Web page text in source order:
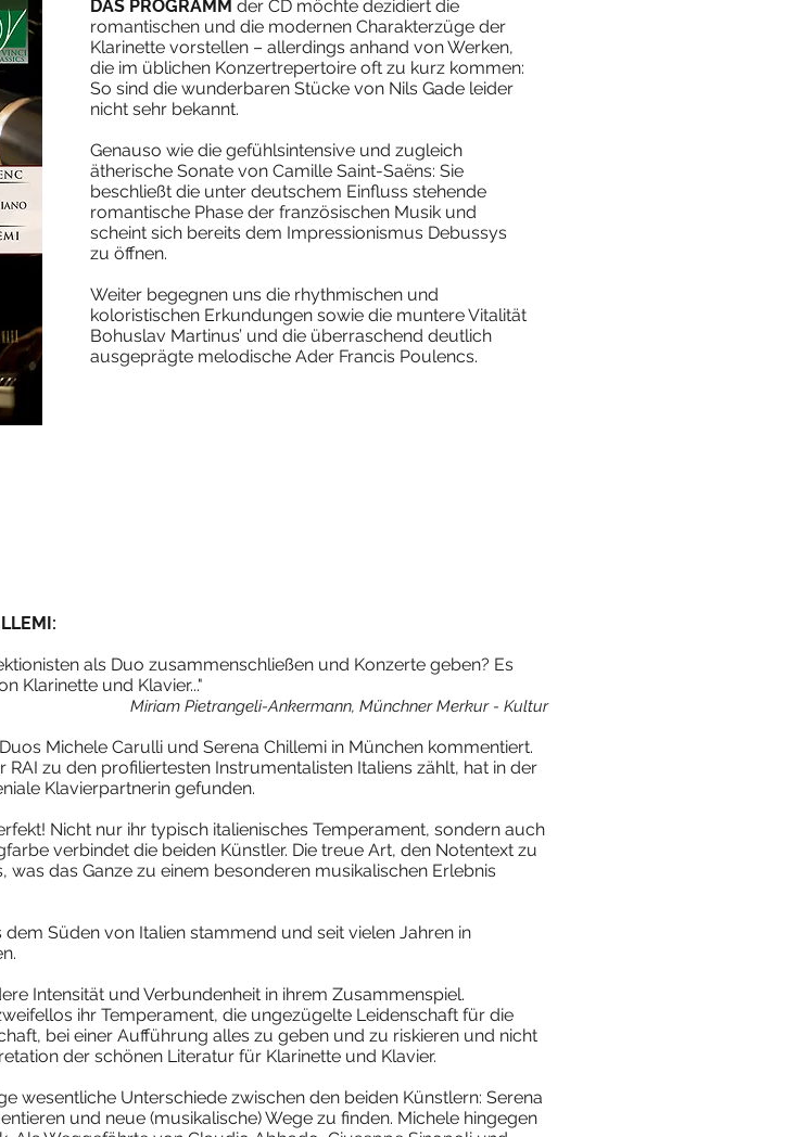
DAS PROGRAMM der CD möchte dezidiert die
romantischen und die modernen Charakterzüge der
Klarinette vorstellen – allerdings anhand von Werken,
die im üblichen Konzertrepertoire oft zu kurz kommen:
So sind die wunderbaren Stücke von Nils Gade leider
nicht sehr bekannt.
Genauso wie die gefühlsintensive und zugleich
ätherische Sonate von Camille Saint-Saëns: Sie
beschließt die unter deutschem Einfluss stehende
romantische Phase der französischen Musik und
scheint sich bereits dem Impressionismus Debussys
zu öffnen.
Weiter begegnen uns die rhythmischen und
koloristischen Erkundungen sowie die muntere Vitalität
Bohuslav Martinus’ und die überraschend deutlich
ausgeprägte melodische Ader Francis Poulencs.
als Duo zusammenschließen und Konzerte geben? Es
Klarinette und Klavier..."
Miriam Pietrangeli-Ankermann, Münchner Merkur - Kultur
Michele Carulli und Serena Chillemi in München kommentiert.
RAI zu den profiliertesten Instrumentalisten Italiens zählt, hat in der
Klavierpartnerin gefunden.
Nicht nur ihr typisch italienisches Temperament, sondern auch
verbindet die beiden Künstler. Die treue Art, den Notentext zu
das Ganze zu einem besonderen musikalischen Erlebnis
Süden von Italien stammend und seit vielen Jahren in
Intensität und Verbundenheit in ihrem Zusammenspiel.
ihr Temperament, die ungezügelte Leidenschaft für die
bei einer Aufführung alles zu geben und zu riskieren und nicht
der schönen Literatur für Klarinette und Klavier.
wesentliche Unterschiede zwischen den beiden Künstlern: Serena
und neue (musikalische) Wege zu finden. Michele hingegen